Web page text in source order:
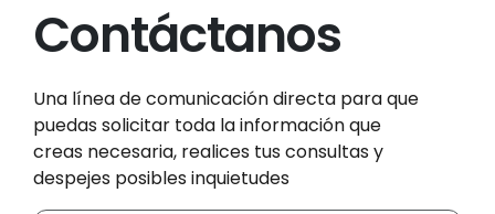
Contáctanos
Una línea de comunicación directa para que
puedas solicitar toda la información que
creas necesaria, realices tus consultas y
despejes posibles inquietudes